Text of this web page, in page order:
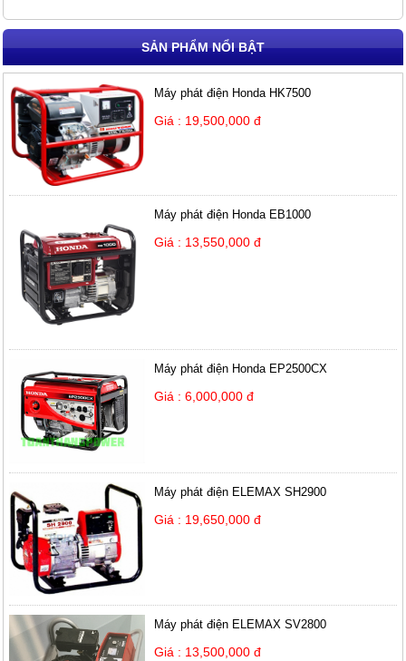
SẢN PHẨM NỔI BẬT
Máy phát điện Honda HK7500
Giá : 19,500,000 đ
Máy phát điện Honda EB1000
Giá : 13,550,000 đ
Máy phát điện Honda EP2500CX
Giá : 6,000,000 đ
Máy phát điện ELEMAX SH2900
Giá : 19,650,000 đ
Máy phát điện ELEMAX SV2800
Giá : 13,500,000 đ